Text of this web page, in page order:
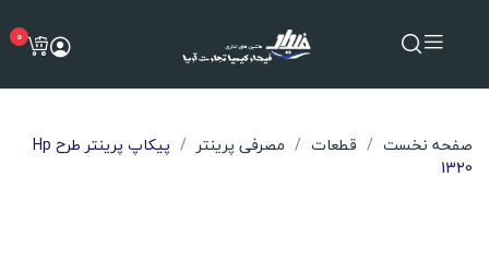
0
صفحه نخست قطعات مصرفی پرینتر
پیکاپ پرینتر طرح Hp
1320